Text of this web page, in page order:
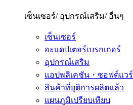
เซ็นเซอร์/ อุปกรณ์เสริม/ อื่นๆ
เซ็นเซอร์
อะแดปเตอร์เบรกเกอร์
อุปกรณ์เสริม
แอปพลิเคชัน・ซอฟต์แวร์
สินค้าที่ยุติการผลิตแล้ว
แผนภูมิเปรียบเทียบ